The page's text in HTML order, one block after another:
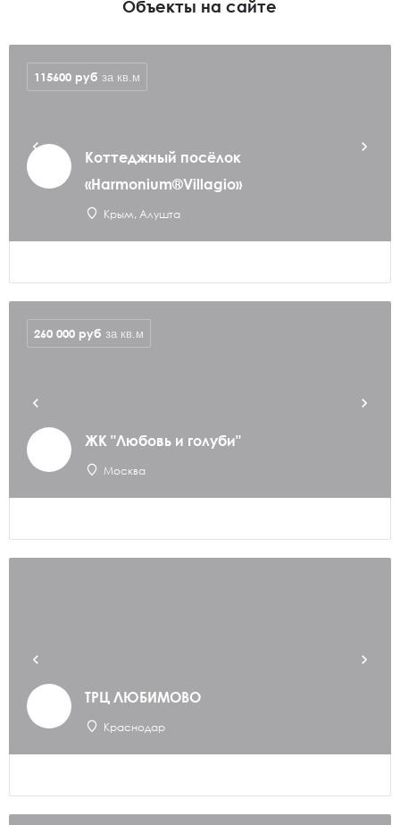
Объекты на сайте
Коттеджный посёлок
«Harmonium®Villagio»
Крым, Алушта
115600 руб за кв.м
ЖК "Любовь и голуби"
Москва
260 000 руб за кв.м
ТРЦ ЛЮБИМОВО
Краснодар